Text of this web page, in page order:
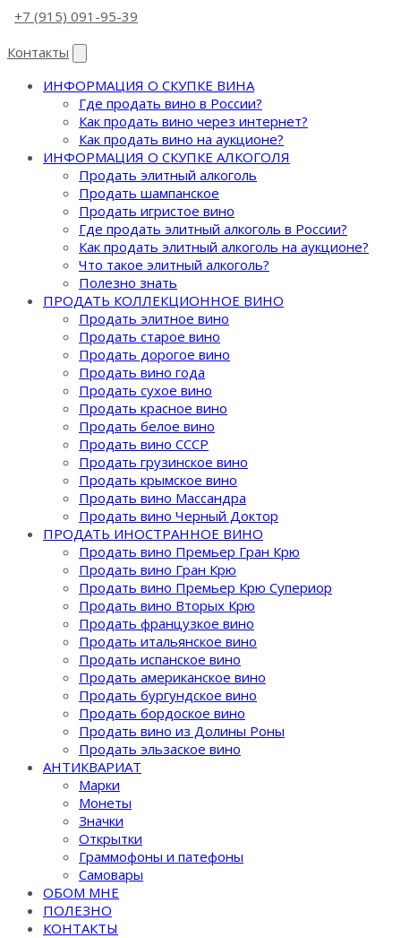
+7 (915) 091-95-39
Контакты
ИНФОРМАЦИЯ О СКУПКЕ ВИНА
Где продать вино в России?
Как продать вино через интернет?
Как продать вино на аукционе?
ИНФОРМАЦИЯ О СКУПКЕ АЛКОГОЛЯ
Продать элитный алкоголь
Продать шампанское
Продать игристое вино
Где продать элитный алкоголь в России?
Как продать элитный алкоголь на аукционе?
Что такое элитный алкоголь?
Полезно знать
ПРОДАТЬ КОЛЛЕКЦИОННОЕ ВИНО
Продать элитное вино
Продать старое вино
Продать дорогое вино
Продать вино года
Продать сухое вино
Продать красное вино
Продать белое вино
Продать вино СССР
Продать грузинское вино
Продать крымское вино
Продать вино Массандра
Продать вино Черный Доктор
ПРОДАТЬ ИНОСТРАННОЕ ВИНО
Продать вино Премьер Гран Крю
Продать вино Гран Крю
Продать вино Премьер Крю Супериор
Продать вино Вторых Крю
Продать французкое вино
Продать итальянское вино
Продать испанское вино
Продать американское вино
Продать бургундское вино
Продать бордоское вино
Продать вино из Долины Роны
Продать эльзаское вино
АНТИКВАРИАТ
Марки
Монеты
Значки
Открытки
Граммофоны и патефоны
Самовары
ОБОМ МНЕ
ПОЛЕЗНО
КОНТАКТЫ